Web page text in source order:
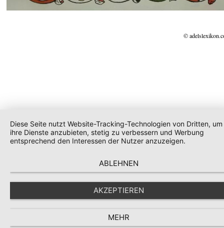
©
Diese Seite nutzt Website-Tracking-Technologien von Dritten, um
ihre Dienste anzubieten, stetig zu verbessern und Werbung
entsprechend den Interessen der Nutzer anzuzeigen.
ABLEHNEN
AKZEPTIEREN
MEHR